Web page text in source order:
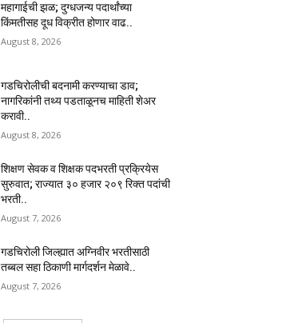
महागाईची झळ; दुग्धजन्य पदार्थांच्या
किंमतीसह दूध विक्रीत होणार वाढ..
August 8, 2026
गडचिरोलीची बदनामी करण्याचा डाव;
नागरिकांनी तथ्य पडताळूनच माहिती शेअर
करावी..
August 8, 2026
शिक्षण सेवक व शिक्षक पदभरती प्रक्रियेस
सुरुवात; राज्यात ३० हजार २०९ रिक्त पदांची
भरती..
August 7, 2026
गडचिरोली जिल्ह्यात अग्निवीर भरतीसाठी
तब्बल सहा ठिकाणी मार्गदर्शन मेळावे..
August 7, 2026